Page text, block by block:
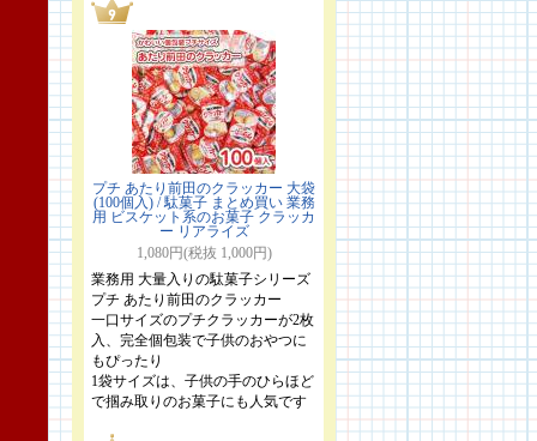
プチ あたり前田のクラッカー 大袋
(100個入) / 駄菓子 まとめ買い 業務
用 ビスケット系のお菓子 クラッカ
ー リアライズ
1,080円(税抜 1,000円)
業務用 大量入りの駄菓子シリーズ
プチ あたり前田のクラッカー
一口サイズのプチクラッカーが2枚
入、完全個包装で子供のおやつに
もぴったり
1袋サイズは、子供の手のひらほど
で掴み取りのお菓子にも人気です